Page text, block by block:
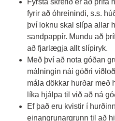
fyrir að óhreinindi, s.s.
því loknu skal slípa allar
sandpappír. Mundu að
að fjarlægja allt slípiryk.
Með því að nota góðan
málningin nái góðri
mála dökkar hurðar með
líka hjálpa til við að ná
Ef það eru kvistir í
einangrunargrunn til að